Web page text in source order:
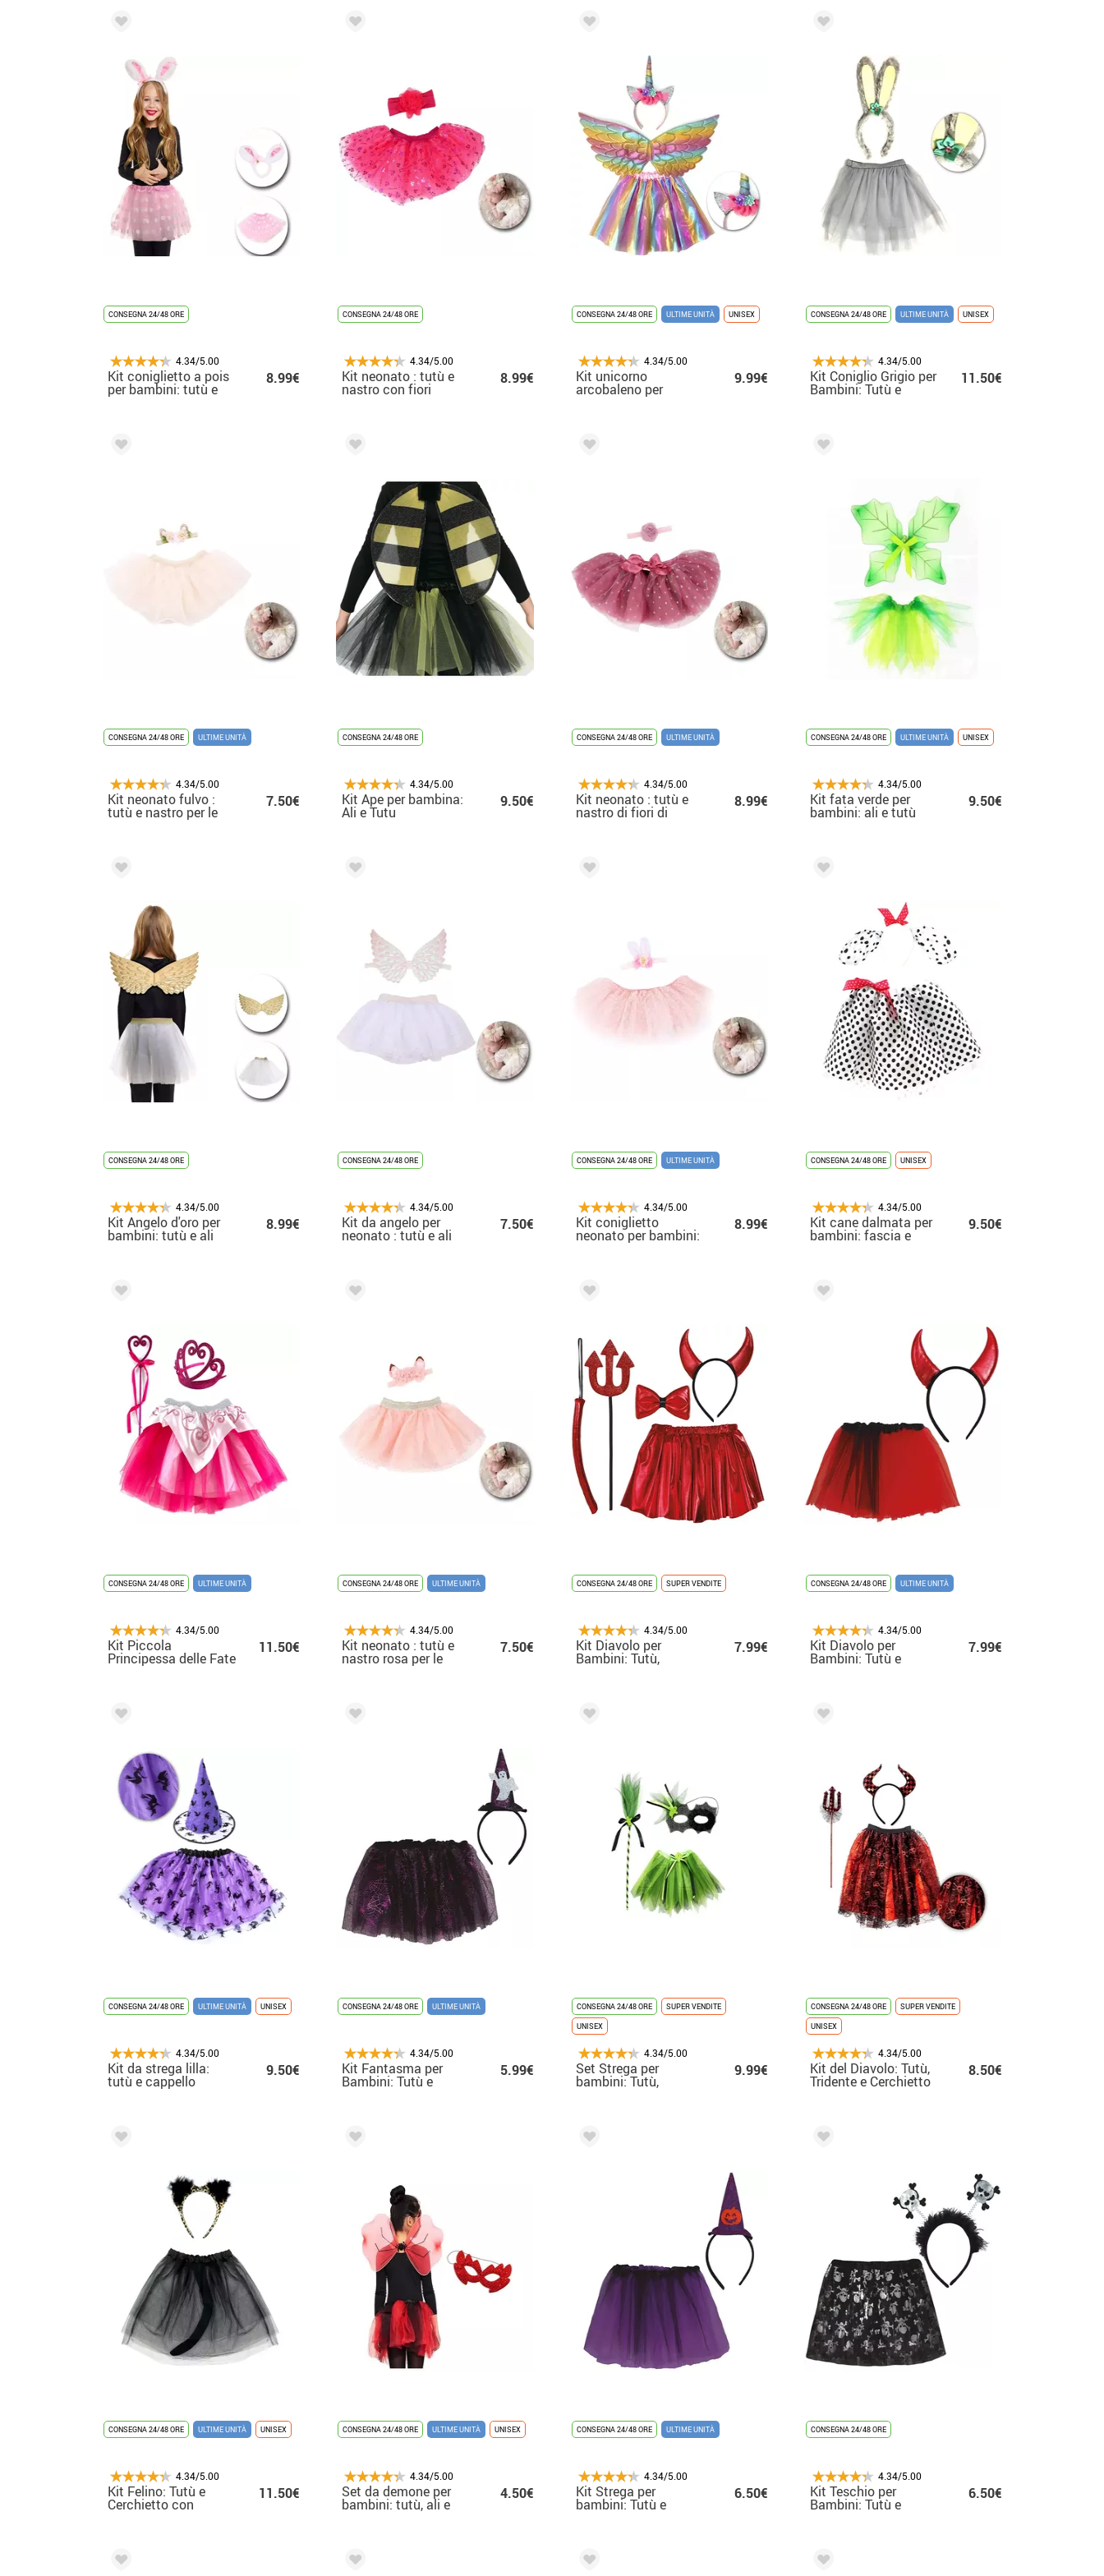
CONSEGNA 24/48 ORE
4.34/5.00
Kit coniglietto a pois
per bambini: tutù e
fascia per capelli
8.99€
CONSEGNA 24/48 ORE
4.34/5.00
Kit neonato : tutù e
nastro con fiori
8.99€
CONSEGNA 24/48 ORE ULTIME UNITÀ UNISEX
4.34/5.00
Kit unicorno
arcobaleno per
bambini: cerchietto,
9.99€
CONSEGNA 24/48 ORE ULTIME UNITÀ UNISEX
4.34/5.00
Kit Coniglio Grigio per
Bambini: Tutù e
11.50€
CONSEGNA 24/48 ORE ULTIME UNITÀ
4.34/5.00
Kit neonato fulvo :
tutù e nastro per le
7.50€
CONSEGNA 24/48 ORE
4.34/5.00
Kit Ape per bambina:
Ali e Tutu
9.50€
CONSEGNA 24/48 ORE ULTIME UNITÀ
4.34/5.00
Kit neonato : tutù e
nastro di fiori di
8.99€
CONSEGNA 24/48 ORE ULTIME UNITÀ UNISEX
4.34/5.00
Kit fata verde per
bambini: ali e tutù
9.50€
CONSEGNA 24/48 ORE
4.34/5.00
Kit Angelo d'oro per
bambini: tutù e ali
8.99€
CONSEGNA 24/48 ORE
4.34/5.00
Kit da angelo per
neonato : tutù e ali
7.50€
CONSEGNA 24/48 ORE ULTIME UNITÀ
4.34/5.00
Kit coniglietto
neonato per bambini:
tutù e nastrino per le
8.99€
CONSEGNA 24/48 ORE UNISEX
4.34/5.00
Kit cane dalmata per
bambini: fascia e
9.50€
CONSEGNA 24/48 ORE ULTIME UNITÀ
4.34/5.00
Kit Piccola
Principessa delle Fate
Fucsia per Bambina:
11.50€
CONSEGNA 24/48 ORE ULTIME UNITÀ
4.34/5.00
Kit neonato : tutù e
nastro rosa per le
7.50€
CONSEGNA 24/48 ORE SUPER VENDITE
4.34/5.00
Kit Diavolo per
Bambini: Tutù,
Cerchietto, Papillon,
7.99€
CONSEGNA 24/48 ORE ULTIME UNITÀ
4.34/5.00
Kit Diavolo per
Bambini: Tutù e
7.99€
CONSEGNA 24/48 ORE ULTIME UNITÀ UNISEX
4.34/5.00
Kit da strega lilla:
tutù e cappello
9.50€
CONSEGNA 24/48 ORE ULTIME UNITÀ
4.34/5.00
Kit Fantasma per
Bambini: Tutù e
5.99€
CONSEGNA 24/48 ORE
SUPER VENDITE
UNISEX
4.34/5.00
Set Strega per
bambini: Tutù,
Maschera e Mini
9.99€
CONSEGNA 24/48 ORE
SUPER VENDITE
UNISEX
4.34/5.00
Kit del Diavolo: Tutù,
Tridente e Cerchietto
8.50€
CONSEGNA 24/48 ORE ULTIME UNITÀ UNISEX
4.34/5.00
Kit Felino: Tutù e
Cerchietto con
11.50€
CONSEGNA 24/48 ORE ULTIME UNITÀ UNISEX
4.34/5.00
Set da demone per
bambini: tutù, ali e
4.50€
CONSEGNA 24/48 ORE ULTIME UNITÀ
4.34/5.00
Kit Strega per
bambini: Tutù e
6.50€
CONSEGNA 24/48 ORE
4.34/5.00
Kit Teschio per
Bambini: Tutù e
6.50€